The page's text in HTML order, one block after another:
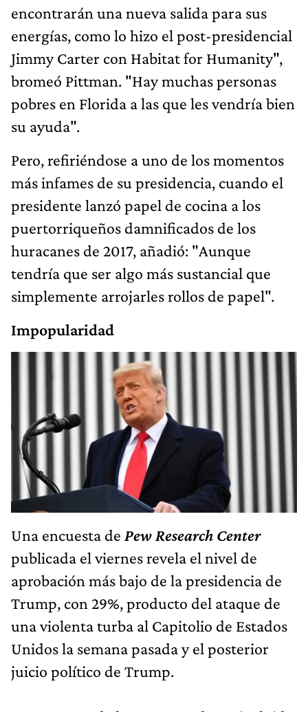
encontrarán una nueva salida para sus
energías, como lo hizo el post-presidencial
Jimmy Carter con Habitat for Humanity",
bromeó Pittman. "Hay muchas personas
pobres en Florida a las que les vendría bien
su ayuda".
Pero, refiriéndose a uno de los momentos
más infames de su presidencia, cuando el
presidente lanzó papel de cocina a los
puertorriqueños damnificados de los
huracanes de 2017, añadió: "Aunque
tendría que ser algo más sustancial que
simplemente arrojarles rollos de papel".
Impopularidad
Una encuesta de Pew Research Center
publicada el viernes revela el nivel de
aprobación más bajo de la presidencia de
Trump, con 29%, producto del ataque de
una violenta turba al Capitolio de Estados
Unidos la semana pasada y el posterior
juicio político de Trump.